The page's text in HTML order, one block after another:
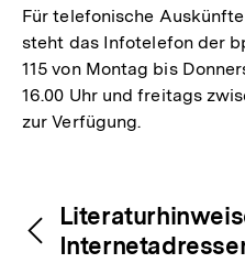
Für telefonische
steht das Infotelefon der
115 von Montag bis
16.00 Uhr und freitags
zur Verfügung.
Inhaltsnavigation